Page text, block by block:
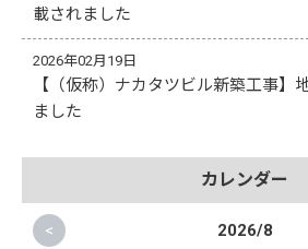
載されました
2026年02月19日
【（仮称）ナカタツビル新築工事】
ました
カレンダー
<
2026/8